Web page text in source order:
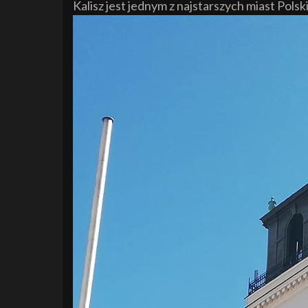
Kalisz jest jednym z najstarszych miast